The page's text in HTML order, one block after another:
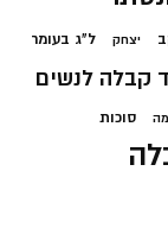
יצחק ל"ג בעומר
קבלה לנשים
סוכות